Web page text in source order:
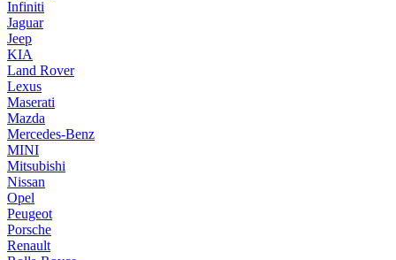
Infiniti
Jaguar
Jeep
KIA
Land Rover
Lexus
Maserati
Mazda
Mercedes-Benz
MINI
Mitsubishi
Nissan
Opel
Peugeot
Porsche
Renault